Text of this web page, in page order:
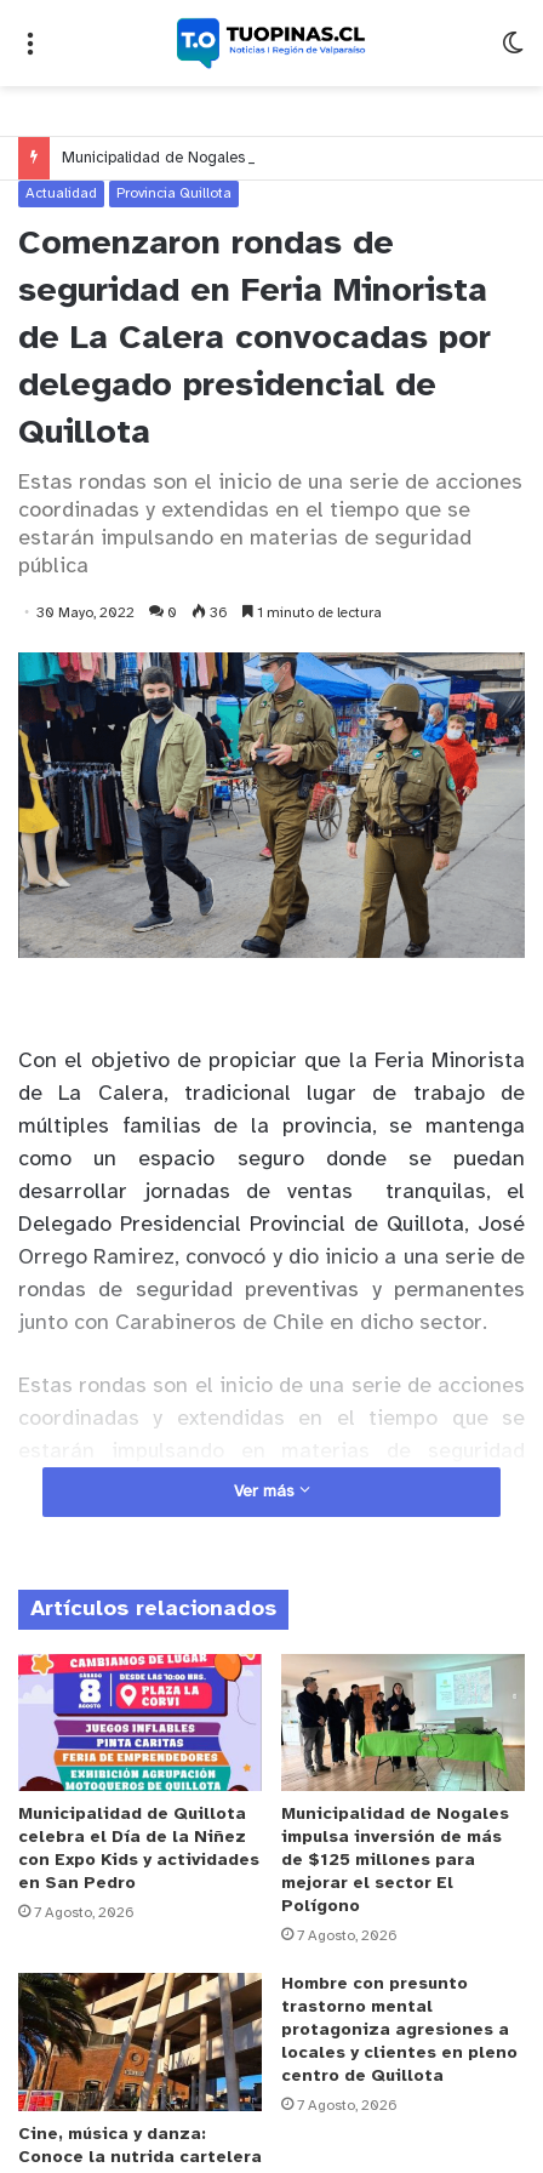
Actualidad Provincia Quillota
Comenzaron rondas de
seguridad en Feria Minorista
de La Calera convocadas por
delegado presidencial de
Quillota
Estas rondas son el inicio de una serie de acciones
coordinadas y extendidas en el tiempo que se
estarán impulsando en materias de seguridad
pública
30 Mayo, 2022 0 36 1 minuto de lectura
Con el objetivo de propiciar que la Feria Minorista
de La Calera, tradicional lugar de trabajo de
múltiples familias de la provincia, se mantenga
como un espacio seguro donde se puedan
desarrollar jornadas de ventas
tranquilas, el
Delegado Presidencial Provincial de Quillota, José
Orrego Ramirez, convocó y dio inicio a una serie de
rondas de seguridad preventivas y permanentes
junto con Carabineros de Chile en dicho sector.
Estas rondas son el inicio de una serie de acciones
coordinadas y extendidas en el tiempo que se
pública y que incluirán tanto a Carabineros de
Chile como a la Oficina de Seguridad Pública de la
oportuna a una serie de situaciones que los
locatarios y dirigentes han venido denunciando.
Anuncio Patrocinado
“Recibimos una solicitud por parte de los distintos
sindicatos y asociaciones de la feria minorista de La
Calera por un montón de angustias y dolores que
están sufriendo a partir de distintos hechos,
incivilidades y potencial criminalidad. En ese
sentido, dispuse y levantamos un diagnóstico
preliminar, donde convocamos a Carabineros para
realizar rondas largas, por un amplio periodo de
tiempo, el día más importante de la feria que es el
sábado”,indicó el DPP José Orrego Ramirez.
Las rondas, que esta vez contaron la presencia del
Delegado presidencial Provincial in situ, tienen
Ver más
Artículos relacionados
Municipalidad de Quillota
celebra el Día de la Niñez
con Expo Kids y actividades
en San Pedro
7 Agosto, 2026
Municipalidad de Nogales
impulsa inversión de más
de $125 millones para
mejorar el sector El
Polígono
7 Agosto, 2026
Cine, música y danza:
Conoce la nutrida cartelera
Hombre con presunto
trastorno mental
protagoniza agresiones a
locales y clientes en pleno
centro de Quillota
7 Agosto, 2026